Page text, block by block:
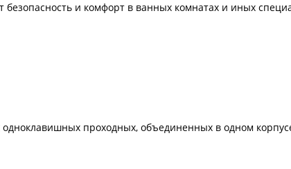
и комфорт в ванных комнатах и иных
проходных, объединенных в одном